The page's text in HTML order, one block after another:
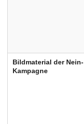
Bildmaterial der Nein-
Kampagne